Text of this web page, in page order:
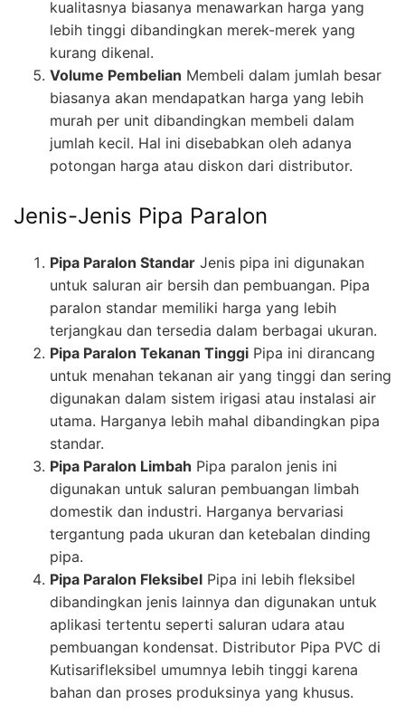
kualitasnya biasanya menawarkan harga yang
lebih tinggi dibandingkan merek-merek yang
kurang dikenal.
Volume Pembelian Membeli dalam jumlah besar
biasanya akan mendapatkan harga yang lebih
murah per unit dibandingkan membeli dalam
jumlah kecil. Hal ini disebabkan oleh adanya
potongan harga atau diskon dari distributor.
Jenis-Jenis Pipa Paralon
Pipa Paralon Standar Jenis pipa ini digunakan
untuk saluran air bersih dan pembuangan. Pipa
paralon standar memiliki harga yang lebih
terjangkau dan tersedia dalam berbagai ukuran.
Pipa Paralon Tekanan Tinggi Pipa ini dirancang
untuk menahan tekanan air yang tinggi dan sering
digunakan dalam sistem irigasi atau instalasi air
utama. Harganya lebih mahal dibandingkan pipa
standar.
Pipa Paralon Limbah Pipa paralon jenis ini
digunakan untuk saluran pembuangan limbah
domestik dan industri. Harganya bervariasi
tergantung pada ukuran dan ketebalan dinding
pipa.
Pipa Paralon Fleksibel Pipa ini lebih fleksibel
dibandingkan jenis lainnya dan digunakan untuk
aplikasi tertentu seperti saluran udara atau
pembuangan kondensat. Distributor Pipa PVC di
Kutisarifleksibel umumnya lebih tinggi karena
bahan dan proses produksinya yang khusus.